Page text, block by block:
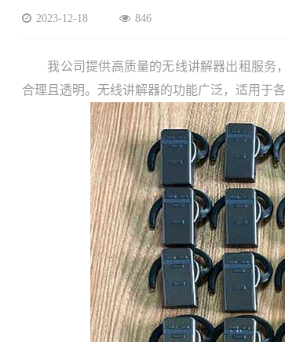
2023-12-18 846
我公司提供高质量的无线讲解器出租服务
合理且透明。无线讲解器的功能广泛，适用于